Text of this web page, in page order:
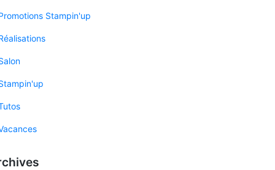
Stampin'up